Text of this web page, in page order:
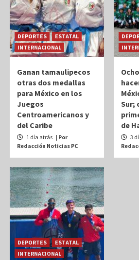
DEPORTES
ESTATAL
INTERNACIONAL
Ganan tamaulipecos
otras dos medallas
para México en los
Juegos
Centroamericanos y
del Caribe
1 día atrás | Por
Redacción Noticias PC
Sur;
de
3
DEPORTES
ESTATAL
INTERNACIONAL